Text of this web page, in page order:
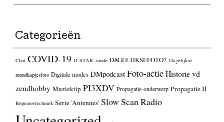
Categorieën
Chat COVID-19 D-STAR_ronde DAGELIJKSEFOTO2 Dagelijkse
mondkapjesfoto Digitale modes DMpodcast Foto-actieHistorie vd
zendhobby Muziektip PI3XDV Propagatie-onderwerp Propagatie II
Repeatertechniek Serie 'Antennes' Slow Scan Radio